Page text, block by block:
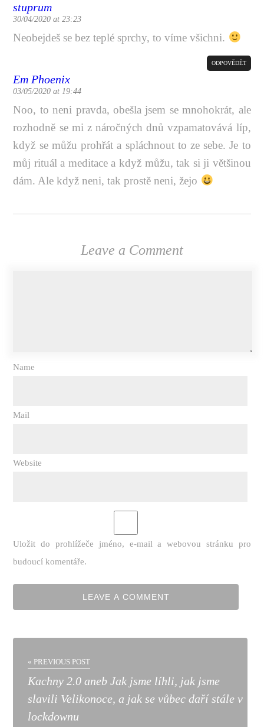
stuprum
30/04/2020 at 23:23
Neobejdeš se bez teplé sprchy, to víme všichni.
Em Phoenix
03/05/2020 at 19:44
ODPOVĚDĚT
Noo, to neni pravda, obešla jsem se mnohokrát, ale
rozhodně se mi z náročných dnů vzpamatovává líp,
když se můžu prohřát a spláchnout to ze sebe. Je to
můj rituál a meditace a když můžu, tak si ji většinou
dám. Ale když neni, tak prostě neni, žejo
Leave a Comment
Name
Mail
Website
Uložit do prohlížeče jméno, e-mail a webovou stránku pro
budoucí komentáře.
« PREVIOUS POST
Kachny 2.0 aneb Jak jsme líhli, jak jsme
slavili Velikonoce, a jak se vůbec daří stále v
lockdownu